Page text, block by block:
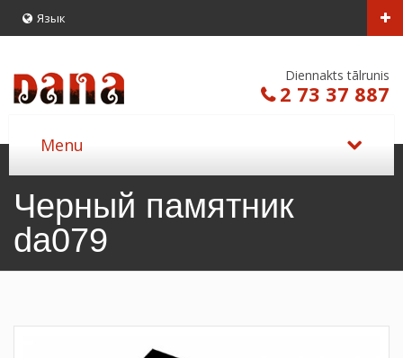
Язык
Diennakts tālrunis
2 73 37 887
Черный памятник
da079